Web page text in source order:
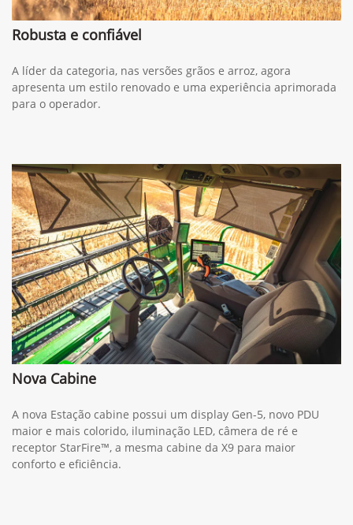
Robusta e confiável
A líder da categoria, nas versões grãos e arroz, agora
apresenta um estilo renovado e uma experiência aprimorada
para o operador.
Nova Cabine
A nova Estação cabine possui um display Gen-5, novo PDU
maior e mais colorido, iluminação LED, câmera de ré e
receptor StarFire™, a mesma cabine da X9 para maior
conforto e eficiência.